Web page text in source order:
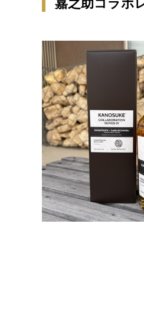
嘉之助コラボ